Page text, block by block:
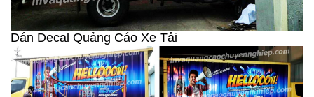
Dán Decal Quảng Cáo Xe Tải